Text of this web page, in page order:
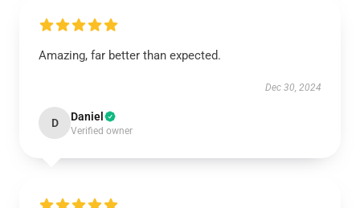
Amazing, far better than expected.
Dec 30, 2024
D Daniel
Verified owner